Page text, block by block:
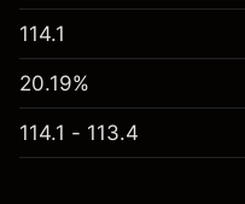
114.1
20.19%
113.4 - 114.1